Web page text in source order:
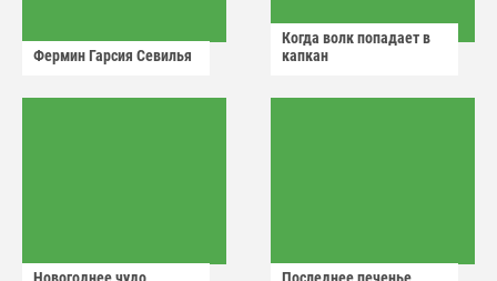
Фермин Гарсия Севилья
Когда волк попадает в
капкан